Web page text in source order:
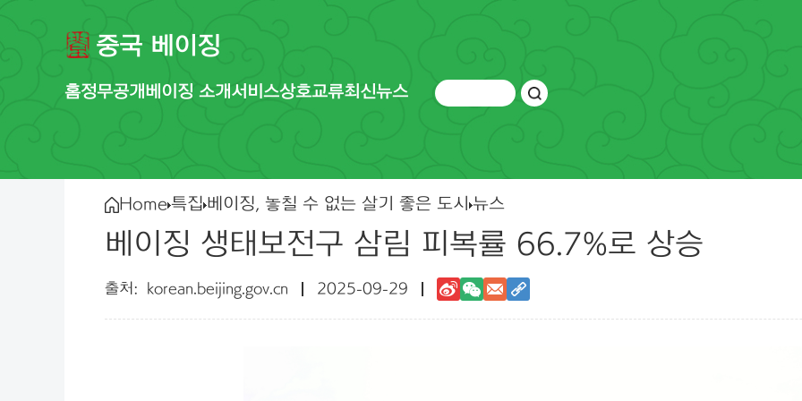
중국 베이징
홈정무공개베이징 소개서비스상호교류최신뉴스
Home 특집 베이징, 놓칠 수 없는 살기 좋은 도시 뉴스
베이징 생태보전구 삼림 피복률 66.7%로 상승
korean.beijing.gov.cn 2025-09-29